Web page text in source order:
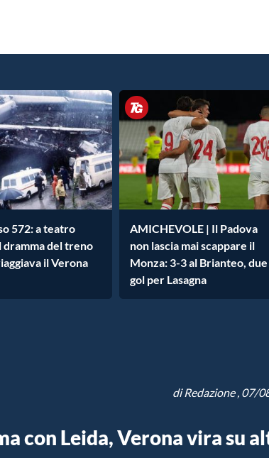
572: a teatro
del treno
il Verona
AMICHEVOLE | Il Padova
non lascia mai scappare il
Monza: 3-3 al Brianteo, due
gol per Lasagna
diRedazione, 07/
con Leida, Verona vira su